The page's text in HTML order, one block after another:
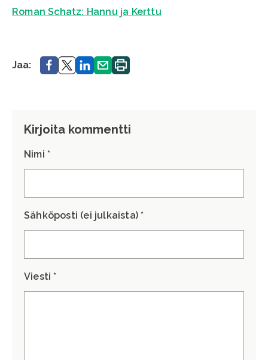
Roman Schatz: Hannu ja Kerttu
Jaa: Jaa. Jaa.Jaa. Jaa. Printa.
Kirjoita kommentti
Nimi *
Sähköposti (ei julkaista) *
Viesti *